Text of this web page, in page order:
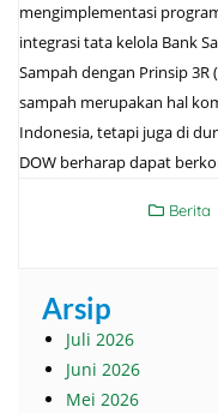
mengimplementasi
integrasi tata kelola Bank
Sampah dengan Prinsip 3R
sampah merupakan hal
Indonesia, tetapi juga di
DOW berharap dapat
Berita
Arsip
Juli 2026
Juni 2026
Mei 2026